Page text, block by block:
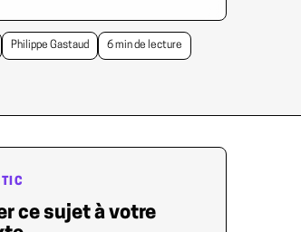
Philippe Gastaud 6 min de lecture
ce sujet à votre